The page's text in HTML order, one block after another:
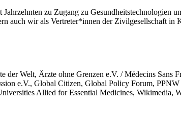
zu Zugang zu Gesundheitstechnologien
auch wir als Vertreter*innen der Zivilgesellschaft
der Welt, Ärzte ohne Grenzen e.V. / Médecins
e.V., Global Citizen, Global Policy Forum,
Allied for Essential Medicines, Wikimedia,